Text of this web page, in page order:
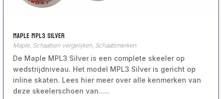
Maple MPL3 Silver
Maple, Schaatsen vergelijken, Schaatsmerken
De Maple MPL3 Silver is een complete skeeler op
wedstrijdniveau. Het model MPL3 Silver is gericht op
inline skaten. Lees hier meer over alle kenmerken van
deze skeelerschoen van…..